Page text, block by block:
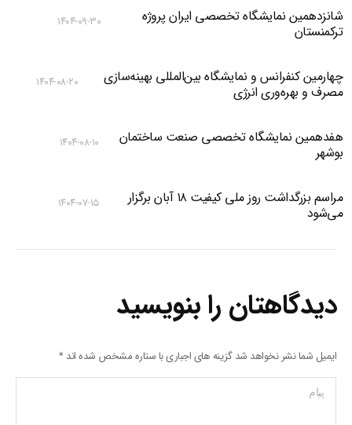
شانزدهمین نمایشگاه تخصصی ایران پروژه
ترکمنستان
۱۴۰۴-۰۹-۳۰
چهارمین کنفرانس و نمایشگاه بین‌المللی بهینه‌سازی
مصرف و بهره‌وری انرژی
۱۴۰۴-۰۸-۲۰
هفدهمین نمایشگاه تخصصی صنعت ساختمان
بوشهر
۱۴۰۴-۰۸-۱۰
مراسم بزرگداشت روز ملی کیفیت ۱۸ آبان برگزار
می‌شود
۱۴۰۴-۰۷-۱۵
دیدگاهتان را بنویسید
ایمیل شما نشر نخواهد شد گزینه های اجباری با ستاره مشخص شده اند*
پیام